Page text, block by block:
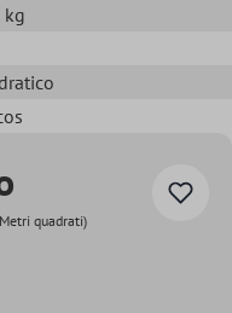
kg
quadrati)